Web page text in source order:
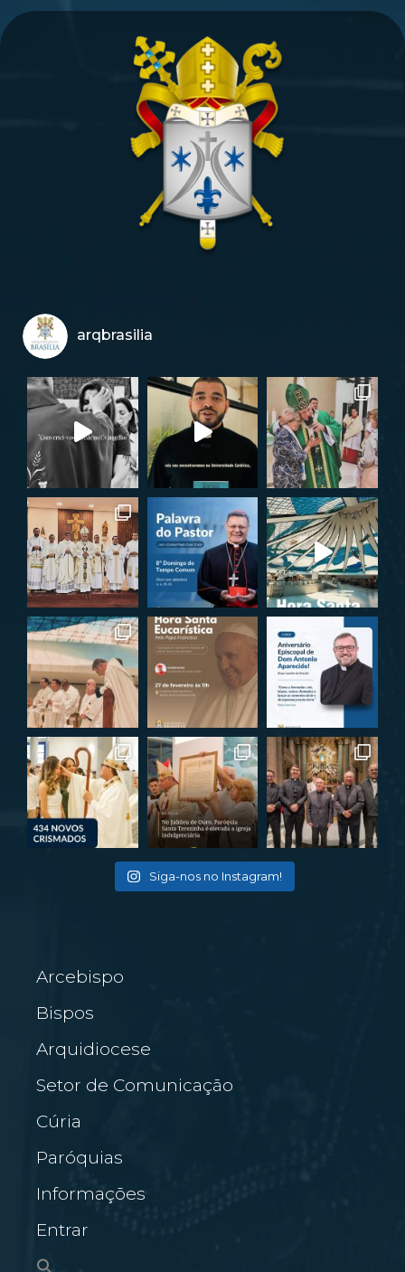
arqbrasilia
Siga-nos no Instagram!
Arcebispo
Bispos
Arquidiocese
Setor de Comunicação
Cúria
Paróquias
Informações
Entrar